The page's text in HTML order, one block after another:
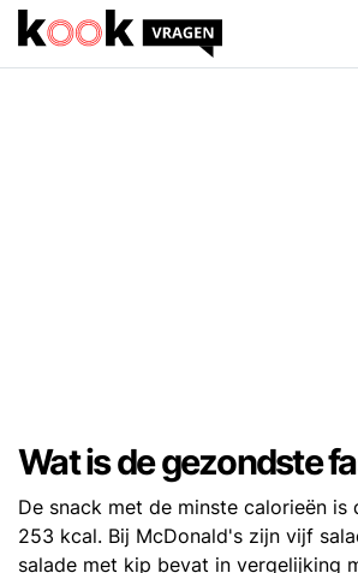
Wat is de gezondste
De snack met de minste calorieën is
253 kcal. Bij McDonald's zijn vijf
salade met kip bevat in vergelijking